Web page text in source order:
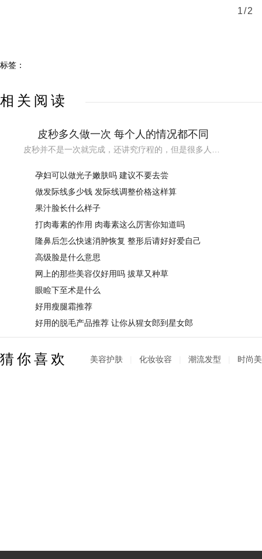
1/2
标签：
相关阅读
皮秒多久做一次 每个人的情况都不同
皮秒并不是一次就完成，还讲究疗程的，但是很多人并不知道皮秒多久做一次呢？下面就一起来了解一下吧。
孕妇可以做光子嫩肤吗 建议不要去尝
做发际线多少钱 发际线调整价格这样算
果汁脸长什么样子
打肉毒素的作用 肉毒素这么厉害你知道吗
隆鼻后怎么快速消肿恢复 整形后请好好爱自己
高级脸是什么意思
网上的那些美容仪好用吗 拔草又种草
眼睑下至术是什么
好用瘦腿霜推荐
好用的脱毛产品推荐 让你从猩女郎到星女郎
猜你喜欢 美容护肤 化妆妆容 潮流发型 时尚